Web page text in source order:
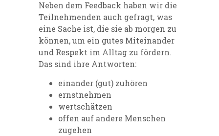
Neben dem Feedback haben wir die
Teilnehmenden auch gefragt, was
eine Sache ist, die sie ab morgen zu
können, um ein gutes Miteinander
und Respekt im Alltag zu fördern.
Das sind ihre Antworten:
einander (gut) zuhören
ernstnehmen
wertschätzen
offen auf andere Menschen
zugehen